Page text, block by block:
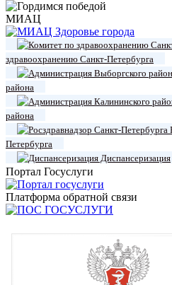
МИАЦ
здравоохранению Санкт-Петербурга
района
района
Петербурга
Диспансеризация
Портал Госуслуги
Платформа обратной связи